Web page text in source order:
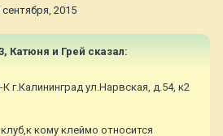
сентября, 2015
Катюня и Грей сказал:
г.Калининград ул.Нарвская, д.54, к2
кому клеймо относится